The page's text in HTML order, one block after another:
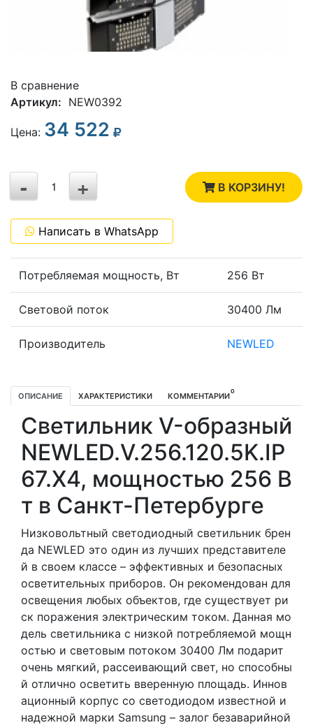
В сравнение
Артикул: NEW0392
Цена: 34 522
3
1
-1
+
- В КОРЗИНУ!
Написать в WhatsApp
Потребляемая мощность, Вт 256 Вт
Световой поток 30400 Лм
Производитель NEWLED
ОПИСАНИЕ ХАРАКТЕРИСТИКИ КОММЕНТАРИИ0
Светильник V-образный
NEWLED.V.256.120.5K.IP
67.X4, мощностью 256 В
т в Санкт-Петербурге
Низковольтный светодиодный светильник брен
да NEWLED это один из лучших представителе
й в своем классе – эффективных и безопасных
осветительных приборов. Он рекомендован для
освещения любых объектов, где существует ри
ск поражения электрическим током. Данная мо
дель светильника с низкой потребляемой мощн
остью и световым потоком 30400 Лм подарит
очень мягкий, рассеивающий свет, но способны
й отлично осветить вверенную площадь. Иннов
ационный корпус со светодиодом известной и
надежной марки Samsung – залог безаварийной